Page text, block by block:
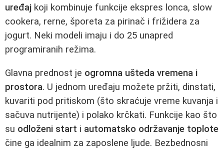
uređaj koji kombinuje funkcije ekspres lonca, slow
cookera, rerne, šporeta za pirinač i frižidera za
jogurt. Neki modeli imaju i do 25 unapred
programiranih režima.
Glavna prednost je ogromna ušteda vremena i
prostora. U jednom uređaju možete pržiti, dinstati,
kuvariti pod pritiskom (što skraćuje vreme kuvanja i
sačuva nutrijente) i polako krčkati. Funkcije kao što
su odloženi start i automatsko održavanje toplote
čine ga idealnim za zaposlene ljude. Bezbednosni